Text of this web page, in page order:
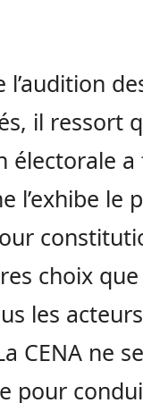
l’audition
il ressort
électorale
l’exhibe le
choix
les
CENA ne
pour